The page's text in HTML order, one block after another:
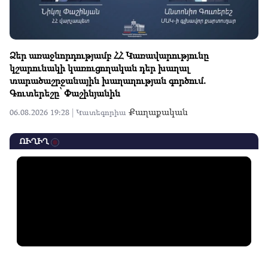
Ձեր առաջնորդությամբ ՀՀ Կառավարությունը
կշարունակի կառուցողական դեր խաղալ
տարածաշրջանային խաղաղության գործում.
Գուտերեշը՝ Փաշինյանին
06.08.2026 19:28 | Կատեգորիա Քաղաքական
ՈՒՂԻՂ